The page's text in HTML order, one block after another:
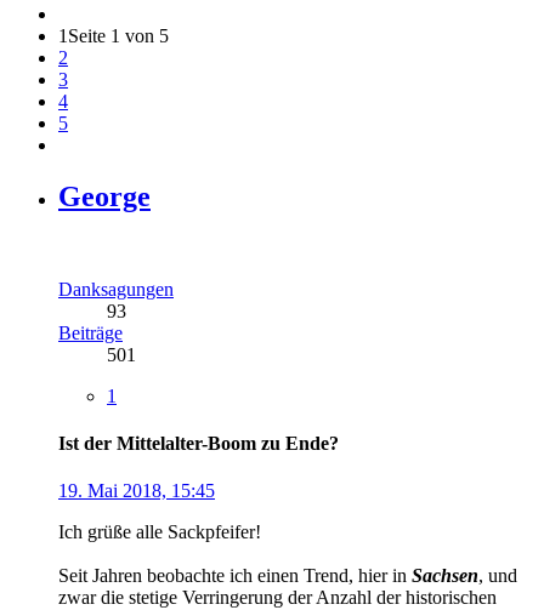
1 Seite 1 von 5
2
3
4
5
George
Danksagungen
93
Beiträge
501
1
Ist der Mittelalter-Boom zu Ende?
19. Mai 2018, 15:45
Ich grüße alle Sackpfeifer!
Seit Jahren beobachte ich einen Trend, hier in Sachsen, und
zwar die stetige Verringerung der Anzahl der historischen